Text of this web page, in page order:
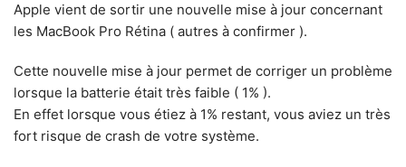
Apple vient de sortir une nouvelle mise à jour concernant
les MacBook Pro Rétina ( autres à confirmer ).
Cette nouvelle mise à jour permet de corriger un problème
lorsque la batterie était très faible ( 1% ).
En effet lorsque vous étiez à 1% restant, vous aviez un très
fort risque de crash de votre système.